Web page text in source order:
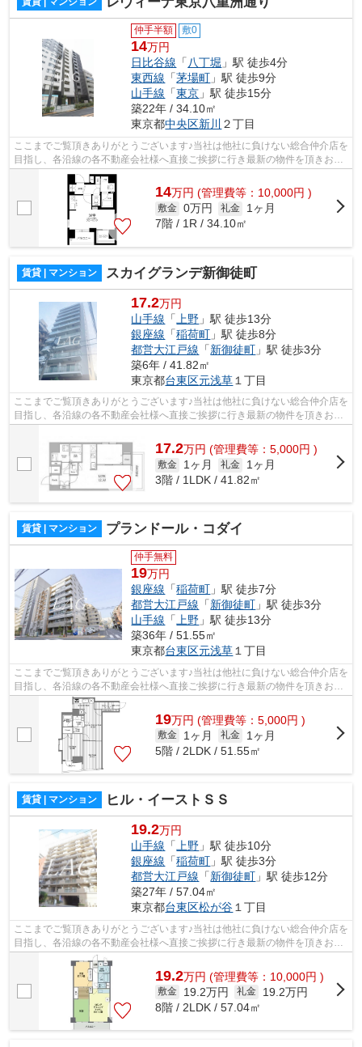
仲手半額 敷0
14万円
日比谷線 「 八丁堀 」駅 徒歩4分
東西線 「茅場町 」駅 徒歩9分
山手線 「東京 」駅 徒歩15分
築22年 / 34.10㎡
東京都中央区新川 ２丁目
ここまでご覧頂きありがとうございます♪当社は他社に負けない総合仲介店を
目指し、各沿線の各不動産会社様へ直接ご挨拶に行き最新の物件を頂きお客
様へ提供しております！最新の情報は...
14万円 (管理費等：10,000円 )
敷金 0万円 礼金
1ヶ月
7階 / 1R / 34.10㎡
賃貸 | マンション スカイグランデ新御徒町
17.2万円
山手線 「 上野 」駅 徒歩13分
銀座線 「稲荷町 」駅 徒歩8分
都営大江戸線 「新御徒町 」駅 徒歩3分
築6年 / 41.82㎡
東京都台東区元浅草 １丁目
ここまでご覧頂きありがとうございます♪当社は他社に負けない総合仲介店を
目指し、各沿線の各不動産会社様へ直接ご挨拶に行き最新の物件を頂きお客
17.2万円 (管理費等：5,000円 )
敷金 1ヶ月 礼金
1ヶ月
3階 / 1LDK / 41.82㎡
賃貸 | マンション プランドール・コダイ
仲手無料
19万円
銀座線 「稲荷町 」駅 徒歩7分
都営大江戸線 「新御徒町 」駅 徒歩3分
山手線 「上野 」駅 徒歩13分
築36年 / 51.55㎡
東京都台東区元浅草１丁目
ここまでご覧頂きありがとうございます♪当社は他社に負けない総合仲介店を
目指し、各沿線の各不動産会社様へ直接ご挨拶に行き最新の物件を頂きお客
様へ提供しております！最新の情報は...
19万円 (管理費等：5,000円 )
敷金 1ヶ月 礼金
1ヶ月
5階 / 2LDK / 51.55㎡
賃貸 | マンション ヒル・イーストＳＳ
19.2万円
山手線 「 上野 」駅 徒歩10分
銀座線 「稲荷町 」駅 徒歩3分
都営大江戸線 「新御徒町 」駅 徒歩12分
築27年 / 57.04㎡
東京都台東区松が谷 １丁目
ここまでご覧頂きありがとうございます♪当社は他社に負けない総合仲介店を
目指し、各沿線の各不動産会社様へ直接ご挨拶に行き最新の物件を頂きお客
様へ提供しております！最新の情報は...
19.2万円 (管理費等：10,000円 )
敷金 19.2万円 礼金
19.2万円
8階 / 2LDK / 57.04㎡